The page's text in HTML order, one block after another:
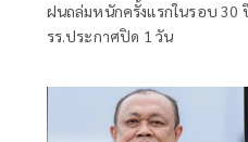
ฝนถล่มหนักครั้งแรกในรอบ
รร.ประกาศปิด 1 วัน